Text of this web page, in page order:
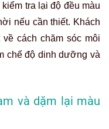
tra lại độ đều màu
nếu cần thiết. Khách
cách chăm sóc môi
chế độ dinh dưỡng và
và dặm lại màu